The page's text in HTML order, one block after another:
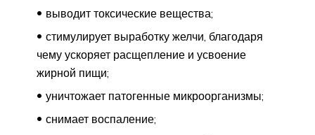
выводит токсические вещества;
стимулирует выработку желчи, благодаря
чему ускоряет расщепление и усвоение
жирной пищи;
уничтожает патогенные микроорганизмы;
снимает воспаление;